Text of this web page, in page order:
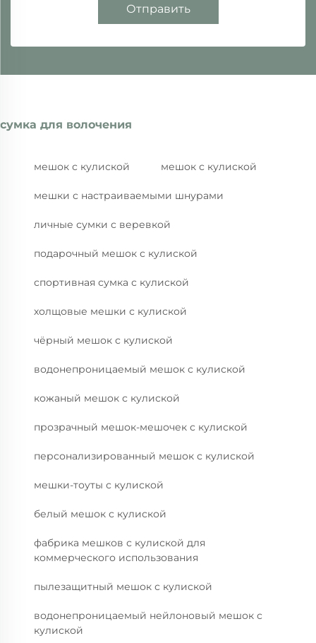
Отправить
сумка для волочения
мешок с кулиской мешок с кулиской
мешки с настраиваемыми шнурами
личные сумки с веревкой
подарочный мешок с кулиской
спортивная сумка с кулиской
холщовые мешки с кулиской
чёрный мешок с кулиской
водонепроницаемый мешок с кулиской
кожаный мешок с кулиской
прозрачный мешок-мешочек с кулиской
персонализированный мешок с кулиской
мешки-тоуты с кулиской
белый мешок с кулиской
фабрика мешков с кулиской для
коммерческого использования
пылезащитный мешок с кулиской
водонепроницаемый нейлоновый мешок с
кулиской